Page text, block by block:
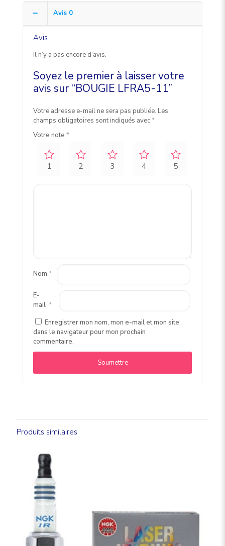
Avis 0
Avis
Il n’y a pas encore d’avis.
Soyez le premier à laisser votre
avis sur “BOUGIE LFRA5-11”
Votre adresse e-mail ne sera pas publiée. Les
champs obligatoires sont indiqués avec*
Votre note *
1 2 3 4 5
Nom *
E-
mail *
Enregistrer mon nom, mon e-mail et mon site
dans le navigateur pour mon prochain
commentaire.
Produits similaires